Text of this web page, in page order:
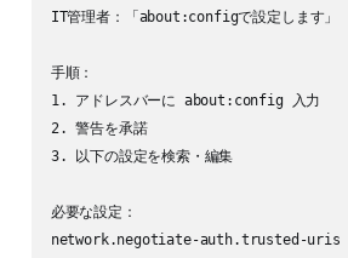
IT管理者：「about:configで設定します」
手順：
1. アドレスバーに about:config 入力
2. 警告を承諾
3. 以下の設定を検索・編集
必要な設定：
network.negotiate-auth.trusted-uris